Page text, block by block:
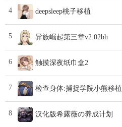
4 deepsleep桃子移植
5 异族崛起第三章v2.02bh
6 触摸深夜纸巾盒2
7 检查身体:捕捉学院小熊移植
8 汉化版希露薇の养成计划